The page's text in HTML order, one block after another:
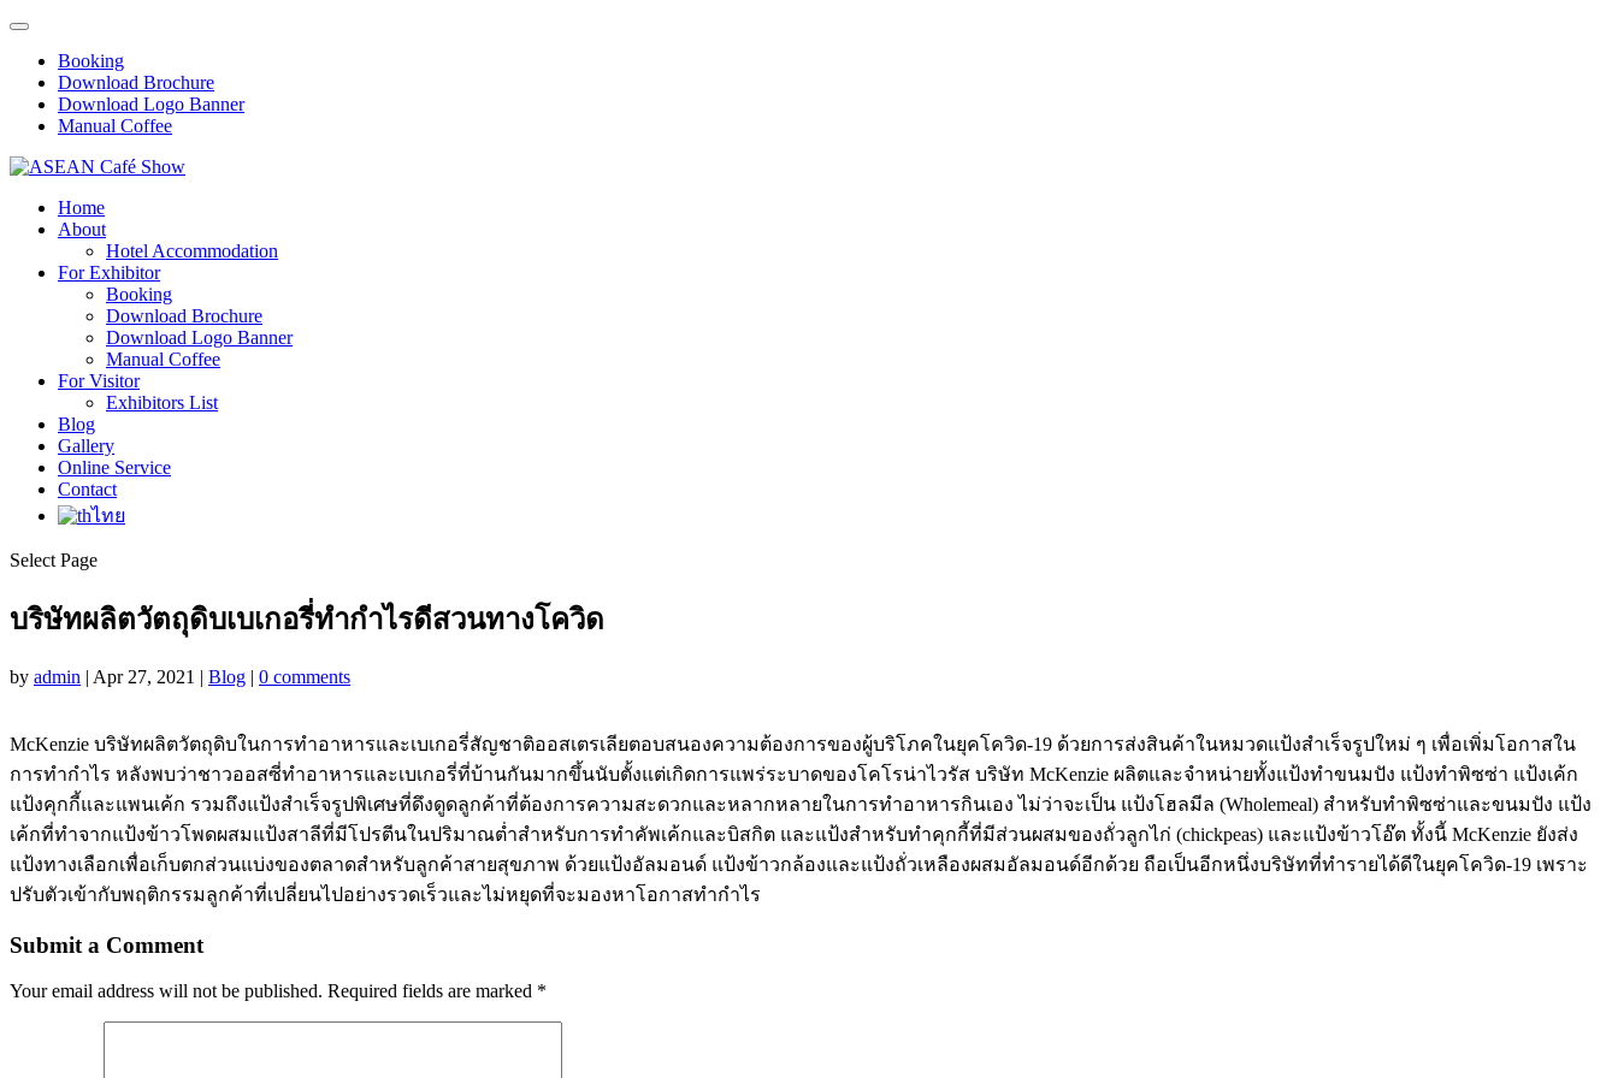
Booking
Download Brochure
Download Logo Banner
Manual Coffee
Home
About
Hotel Accommodation
For Exhibitor
Booking
Download Brochure
Download Logo Banner
Manual Coffee
For Visitor
Exhibitors List
Blog
Gallery
Online Service
Contact
ไทย
Select Page
บริษัทผลิตวัตถุดิบเบเกอรี่ทำกำไรดีสวนทางโควิด
by admin | Apr 27, 2021 | Blog | 0 comments
McKenzie บริษัทผลิตวัตถุดิบในการทำอาหารและเบเกอรี่สัญชาติออสเตรเลียตอบสนองความต้องการของผู้บริโภคในยุคโควิด-19 ด้วยการส่งสินค้าในหมวดแป้งสำเร็จรูปใหม่ ๆ เพื่อเพิ่มโอกาสใน
การทำกำไร หลังพบว่าชาวออสซี่ทำอาหารและเบเกอรี่ที่บ้านกันมากขึ้นนับตั้งแต่เกิดการแพร่ระบาดของโคโรน่าไวรัส บริษัท McKenzie ผลิตและจำหน่ายทั้งแป้งทำขนมปัง แป้งทำพิซซ่า แป้งเค้ก
แป้งคุกกี้และแพนเค้ก รวมถึงแป้งสำเร็จรูปพิเศษที่ดึงดูดลูกค้าที่ต้องการความสะดวกและหลากหลายในการทำอาหารกินเอง ไม่ว่าจะเป็น แป้งโฮลมีล (Wholemeal) สำหรับทำพิซซ่าและขนมปัง แป้ง
เค้กที่ทำจากแป้งข้าวโพดผสมแป้งสาลีที่มีโปรตีนในปริมาณต่ำสำหรับการทำคัพเค้กและบิสกิต และแป้งสำหรับทำคุกกี้ที่มีส่วนผสมของถั่วลูกไก่ (chickpeas) และแป้งข้าวโอ๊ต ทั้งนี้ McKenzie ยังส่ง
แป้งทางเลือกเพื่อเก็บตกส่วนแบ่งของตลาดสำหรับลูกค้าสายสุขภาพ ด้วยแป้งอัลมอนด์ แป้งข้าวกล้องและแป้งถั่วเหลืองผสมอัลมอนด์อีกด้วย ถือเป็นอีกหนึ่งบริษัทที่ทำรายได้ดีในยุคโควิด-19 เพราะ
ปรับตัวเข้ากับพฤติกรรมลูกค้าที่เปลี่ยนไปอย่างรวดเร็วและไม่หยุดที่จะมองหาโอกาสทำกำไร
Submit a Comment
Your email address will not be published. Required fields are marked *